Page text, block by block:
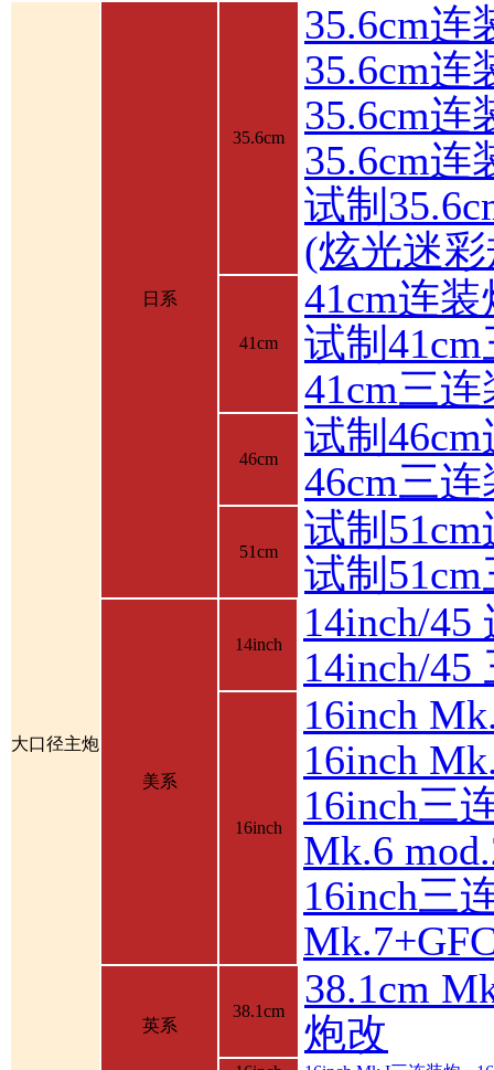
大口径主炮
日系
35.6cm
35.6cm连
35.6cm连
35.6cm连
35.6cm连
试制
(炫光迷
41cm
41cm连装
试制
41cm三
46cm
试制
46cm三
51cm
试制
试制
美系
14inch
14inch/45
14inch/45
16inch
16inch
16inch
16inch三
Mk.6
16inch三
英系
38.1cm
38.1cm
炮改